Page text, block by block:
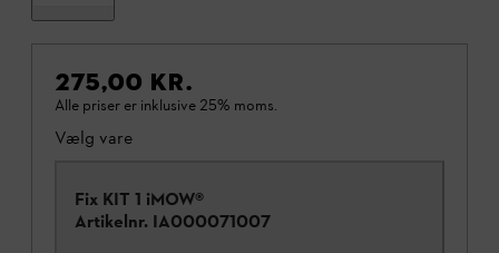
275,00 KR.
Alle priser er inklusive 25% moms.
Vælg vare
Fix KIT 1 iMOW®
Artikelnr. IA000071007